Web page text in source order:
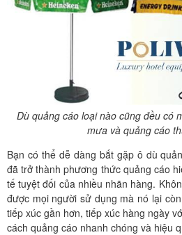
Dù quảng cáo loại nào cũng đều có
mưa và quảng cáo
Bạn có thể dễ dàng bắt gặp ô dù
đã trở thành phương thức quảng cáo
tế tuyệt đối của nhiều nhãn hàng.
được mọi người sử dụng mà nó lại
tiếp xúc gần hơn, tiếp xúc hàng ngày
cách quảng cáo nhanh chóng và hiệu